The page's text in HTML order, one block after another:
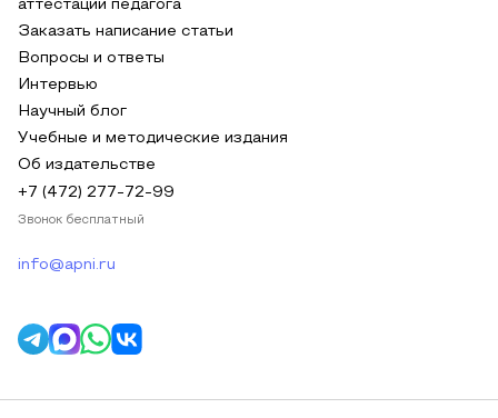
аттестации педагога
Заказать написание статьи
Вопросы и ответы
Интервью
Научный блог
Учебные и методические издания
Об издательстве
+7 (472) 277-72-99
Звонок бесплатный
info@apni.ru